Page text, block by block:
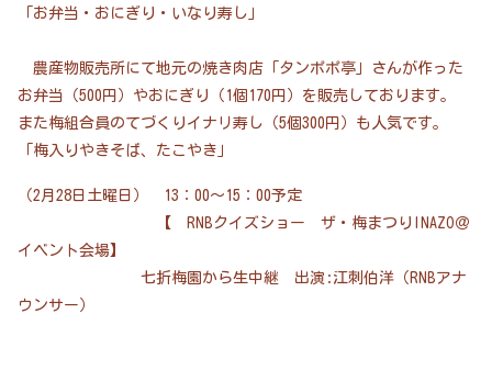
「お弁当・おにぎり・いなり寿し」
農産物販売所にて地元の焼き肉店「タンポポ亭」さんが作った
お弁当（500円）やおにぎり（1個170円）を販売しております。
また梅組合員のてづくりイナリ寿し（5個300円）も人気です。
「梅入りやきそば、たこやき」
（2月28日土曜日） 13：00～15：00予定
【 RNBクイズショー ザ・梅まつりINAZO＠
イベント会場】
七折梅園から生中継 出演:江刺伯洋（RNBアナ
ウンサー）